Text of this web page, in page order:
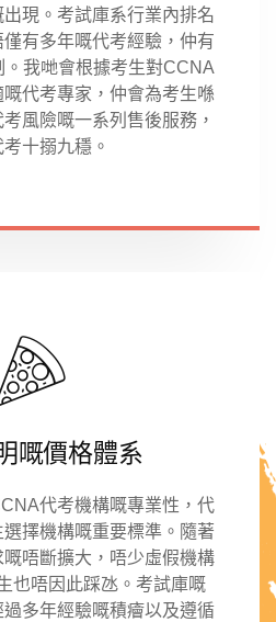
現。考試庫系行業內排名
有多年嘅代考經驗，仲有
我哋會根據考生對CCNA
代考專家，仲會為考生喺
風險嘅一系列售後服務，
十搦九穩。
嘅價格體系
代考機構嘅專業性，代
擇機構嘅重要標準。隨著
唔斷擴大，唔少虛假機構
也唔因此踩氹。考試庫嘅
多年經驗嘅積癐以及遵循